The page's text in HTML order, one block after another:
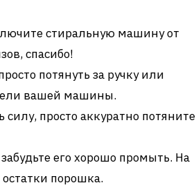
стиральную машину от
спасибо!
потянуть за ручку или
вашей машины.
просто аккуратно потяните
его хорошо промыть. На
порошка.